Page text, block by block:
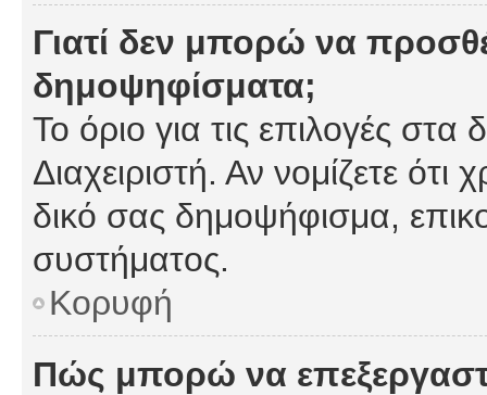
Γιατί δεν μπορώ να
δημοψηφίσματα;
Το όριο για τις επιλογές
Διαχειριστή. Αν νομίζετε ότι
δικό σας δημοψήφισμα,
συστήματος.
Κορυφή
Πώς μπορώ να